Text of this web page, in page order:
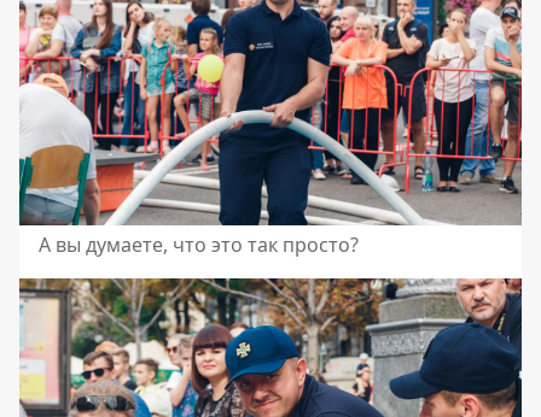
А вы думаете, что это так просто?